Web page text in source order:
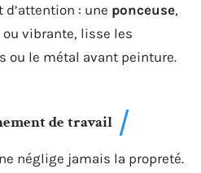
: une ponceuse,
vibrante, lisse les
ou le métal avant peinture.
de travail
néglige jamais la propreté.